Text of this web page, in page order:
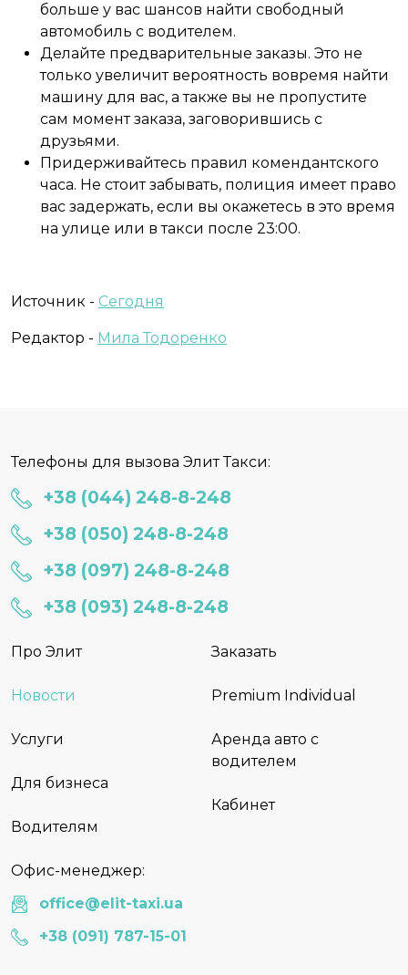
больше у вас шансов найти свободный
автомобиль с водителем.
Делайте предварительные заказы. Это не
только увеличит вероятность вовремя найти
машину для вас, а также вы не пропустите
сам момент заказа, заговорившись с
друзьями.
Придерживайтесь правил комендантского
часа. Не стоит забывать, полиция имеет право
вас задержать, если вы окажетесь в это время
на улице или в такси после 23:00.
Источник - Сегодня
Редактор - Мила Тодоренко
Телефоны для вызова Элит Такси:
+38 (044) 248-8-248
+38 (050) 248-8-248
+38 (097) 248-8-248
+38 (093) 248-8-248
Про Элит
Новости
Услуги
Для бизнеса
Водителям
Заказать
Premium Individual
Аренда авто с
водителем
Кабинет
Офис-менеджер:
office@elit-taxi.ua
+38 (091) 787-15-01